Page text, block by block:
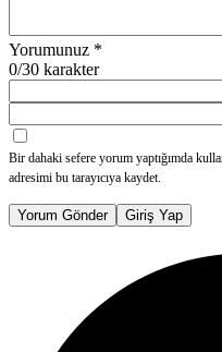
Yorumunuz *
0/30 karakter
Bir dahaki sefere yorum yaptığımda
adresimi bu tarayıcıya kaydet.
Yorum Gönder Giriş Yap